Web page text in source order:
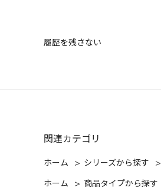
履歴を残さない
関連カテゴリ
ホーム > シリーズから探す >
ホーム > 商品タイプから探す